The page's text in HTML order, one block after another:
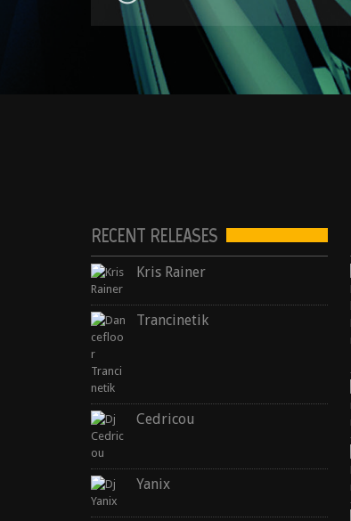
RECENT RELEASES
Kris Rainer
Trancinetik
Cedricou
Yanix